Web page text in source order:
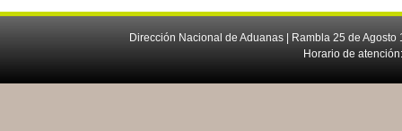
Dirección Nacional de Aduanas | Rambla 25 de
Horario de